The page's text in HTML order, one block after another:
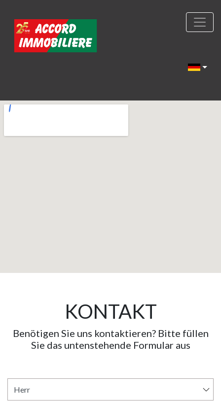
KONTAKT
Benötigen Sie uns kontaktieren? Bitte füllen
Sie das untenstehende Formular aus